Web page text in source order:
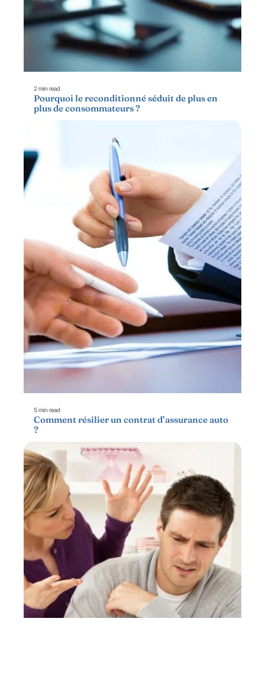
2 min read
Pourquoi le reconditionné séduit de plus en
plus de consommateurs ?
5 min read
Comment résilier un contrat d’assurance auto
?